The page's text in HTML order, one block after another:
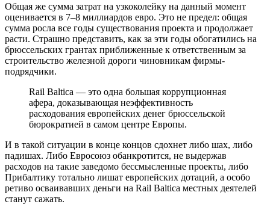
Общая же сумма затрат на узкоколейку на данный момент
оценивается в 7–8 миллиардов евро. Это не предел: общая
сумма росла все годы существования проекта и продолжает
расти. Страшно представить, как за эти годы обогатились на
брюссельских грантах приближенные к ответственным за
строительство железной дороги чиновникам фирмы-
подрядчики.
Rail Baltica — это одна большая коррупционная
афера, доказывающая неэффективность
расходования европейских денег брюссельской
бюрократией в самом центре Европы.
И в такой ситуации в конце концов сдохнет либо шах, либо
падишах. Либо Евросоюз обанкротится, не выдержав
расходов на такие заведомо бессмысленные проекты, либо
Прибалтику тотально лишат европейских дотаций, а особо
ретиво осваивавших деньги на Rail Baltica местных деятелей
станут сажать.